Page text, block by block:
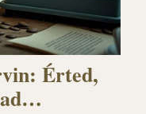
Érted,